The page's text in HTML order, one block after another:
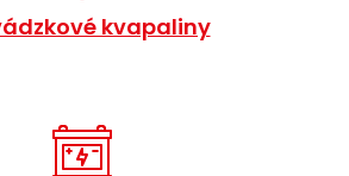
kvapaliny